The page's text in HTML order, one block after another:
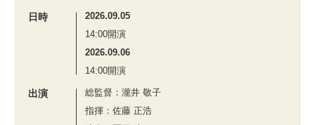
日時
2026.09.05
14:00開演
2026.09.06
14:00開演
出演
総監督：瀧井 敬子
指揮：佐藤 正浩